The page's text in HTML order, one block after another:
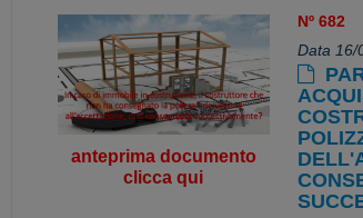
anteprima documento
clicca qui
Nº 682
Data 16/